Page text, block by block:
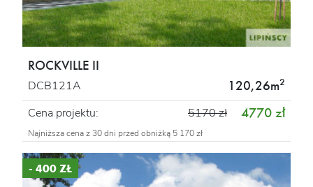
ROCKVILLE II
DCB121A 120,26m2
Cena projektu: 4770 zł
5170 zł
Najniższa cena z 30 dni przed obniżką 5 170 zł
- 400 ZŁ